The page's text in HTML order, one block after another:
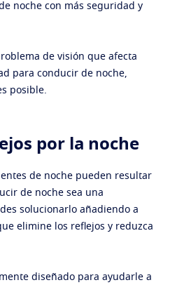
noche con más seguridad y
de visión que afecta
para conducir de noche,
posible.
por la noche
de noche pueden resultar
de noche sea una
solucionarlo añadiendo a
elimine los reflejos y reduzca
diseñado para ayudarle a